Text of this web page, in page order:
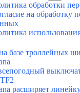
обработки
на обработку
базе троллейных
расширяет